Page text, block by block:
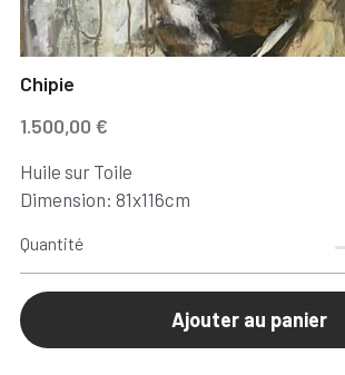
Chipie
1.500,00 €
Huile sur Toile
Dimension: 81x116cm
Quantité
Ajouter au panier